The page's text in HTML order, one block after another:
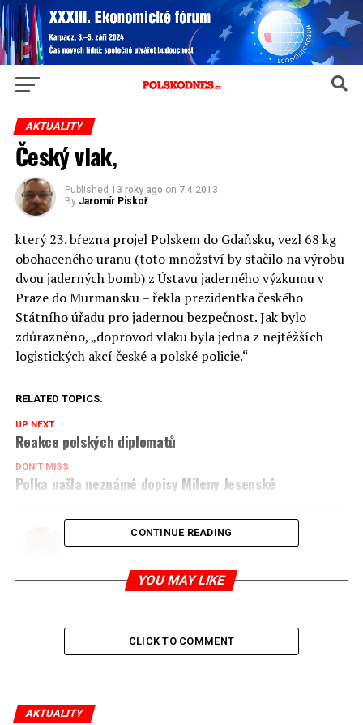
AKTUALITY
Český vlak,
Published 13 roky ago on 7.4.2013
By Jaromír Piskoř
který 23. března projel Polskem do Gdaňsku, vezl 68 kg
obohaceného uranu (toto množství by stačilo na výrobu
dvou jaderných bomb) z Ústavu jaderného výzkumu v
Praze do Murmansku – řekla prezidentka českého
Státního úřadu pro jadernou bezpečnost. Jak bylo
zdůrazněno, „doprovod vlaku byla jedna z nejtěžších
logistických akcí české a polské policie.“
RELATED TOPICS:
UP NEXT
Reakce polských diplomatů
DON'T MISS
Polka našla neznámé dopisy Mileny Jesenské
Jaromír Piskoř
redaktor a editor polskodnes.cz
CONTINUE READING
YOU MAY LIKE
CLICK TO COMMENT
AKTUALITY